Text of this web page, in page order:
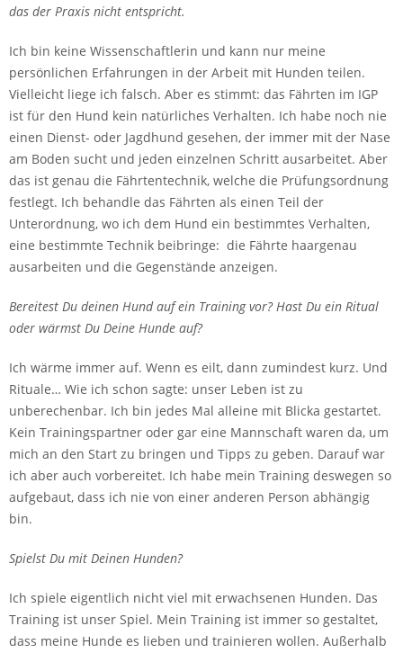
das der Praxis nicht entspricht.
Ich bin keine Wissenschaftlerin und kann nur meine
persönlichen Erfahrungen in der Arbeit mit Hunden teilen.
Vielleicht liege ich falsch. Aber es stimmt: das Fährten im IGP
ist für den Hund kein natürliches Verhalten. Ich habe noch nie
einen Dienst- oder Jagdhund gesehen, der immer mit der Nase
am Boden sucht und jeden einzelnen Schritt ausarbeitet. Aber
das ist genau die Fährtentechnik, welche die Prüfungsordnung
festlegt. Ich behandle das Fährten als einen Teil der
Unterordnung, wo ich dem Hund ein bestimmtes Verhalten,
eine bestimmte Technik beibringe: die Fährte haargenau
ausarbeiten und die Gegenstände anzeigen.
Bereitest Du deinen Hund auf ein Training vor? Hast Du ein Ritual
oder wärmst Du Deine Hunde auf?
Ich wärme immer auf. Wenn es eilt, dann zumindest kurz. Und
Rituale… Wie ich schon sagte: unser Leben ist zu
unberechenbar. Ich bin jedes Mal alleine mit Blicka gestartet.
Kein Trainingspartner oder gar eine Mannschaft waren da, um
mich an den Start zu bringen und Tipps zu geben. Darauf war
ich aber auch vorbereitet. Ich habe mein Training deswegen so
aufgebaut, dass ich nie von einer anderen Person abhängig
bin.
Spielst Du mit Deinen Hunden?
Ich spiele eigentlich nicht viel mit erwachsenen Hunden. Das
Training ist unser Spiel. Mein Training ist immer so gestaltet,
dass meine Hunde es lieben und trainieren wollen. Außerhalb